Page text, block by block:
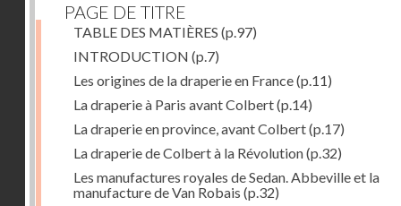
PAGE DE TITRE
TABLE DES MATIÈRES (p.97)
INTRODUCTION (p.7)
Les origines de la draperie en France(p.11)
La draperie à Paris avant Colbert(p.14)
La draperie en province, avant Colbert(p.17)
La draperie de Colbert à la Révolution(p.32)
Les manufactures royales de Sedan. Abbeville et la
manufacture de Van Robais (p.32)